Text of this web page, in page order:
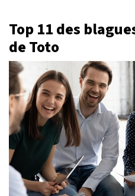
Top 11 des
de Toto